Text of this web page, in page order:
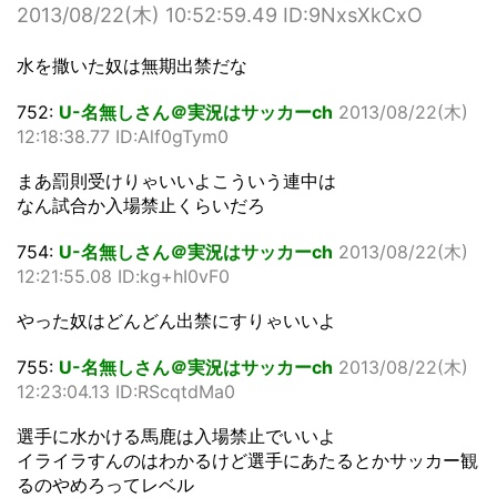
2013/08/22(木) 10:52:59.49 ID:9NxsXkCxO
水を撒いた奴は無期出禁だな
752: U-名無しさん＠実況はサッカーch 2013/08/22(木)
12:18:38.77 ID:Alf0gTym0
まあ罰則受けりゃいいよこういう連中は
なん試合か入場禁止くらいだろ
754: U-名無しさん＠実況はサッカーch 2013/08/22(木)
12:21:55.08 ID:kg+hI0vF0
やった奴はどんどん出禁にすりゃいいよ
755: U-名無しさん＠実況はサッカーch 2013/08/22(木)
12:23:04.13 ID:RScqtdMa0
選手に水かける馬鹿は入場禁止でいいよ
イライラすんのはわかるけど選手にあたるとかサッカー観
るのやめろってレベル